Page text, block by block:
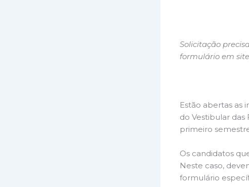
Solicitação
formulário em
Estão abertas as
do Vestibular das
primeiro
Os candidatos
Neste caso,
formulário